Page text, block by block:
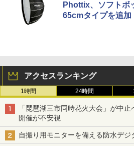
Phottix、ソフトボ
65cmタイプを追加
アクセスランキング
1時間 24時間
「琵琶湖三市同時花火大会」が中
開催が不安視
自撮り用モニターを備える防水デ